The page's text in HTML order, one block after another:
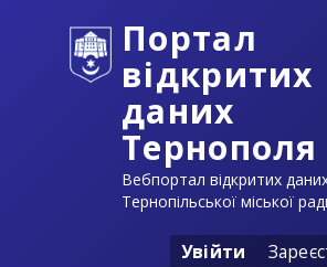
Портал
відкритих
даних
Тернополя
Вебпортал відкритих
Тернопільської міської
Увійти